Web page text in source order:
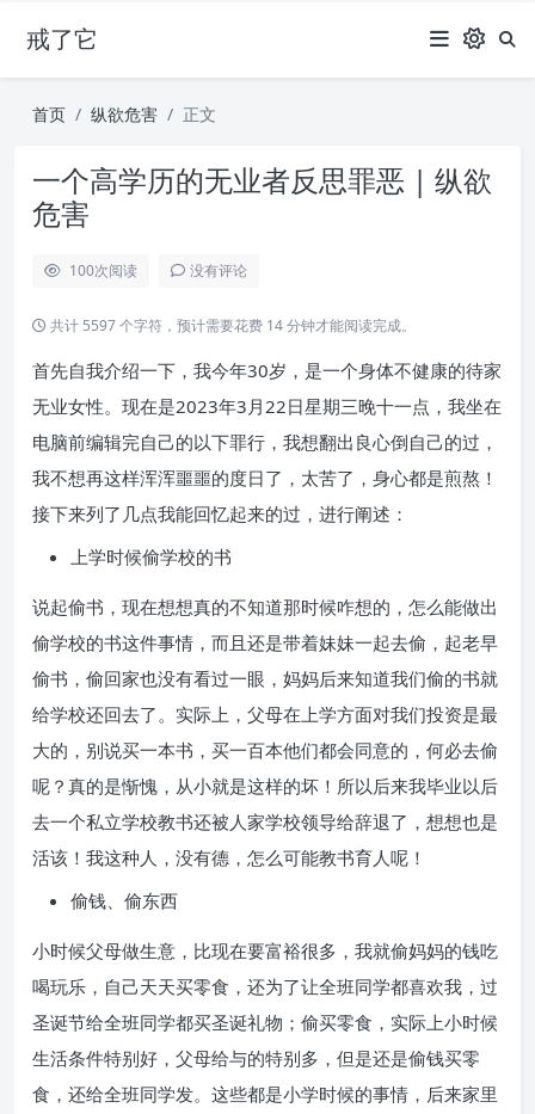
戒了它
首页 纵欲危害 正文
一个高学历的无业者反思罪恶 | 纵欲
危害
100次阅读 没有评论
共计 5597 个字符，预计需要花费 14 分钟才能阅读完成。
首先自我介绍一下，我今年30岁，是一个身体不健康的待家
无业女性。现在是2023年3月22日星期三晚十一点，我坐在
电脑前编辑完自己的以下罪行，我想翻出良心倒自己的过，
我不想再这样浑浑噩噩的度日了，太苦了，身心都是煎熬！
接下来列了几点我能回忆起来的过，进行阐述：
上学时候偷学校的书
说起偷书，现在想想真的不知道那时候咋想的，怎么能做出
偷学校的书这件事情，而且还是带着妹妹一起去偷，起老早
偷书，偷回家也没有看过一眼，妈妈后来知道我们偷的书就
给学校还回去了。实际上，父母在上学方面对我们投资是最
大的，别说买一本书，买一百本他们都会同意的，何必去偷
呢？真的是惭愧，从小就是这样的坏！所以后来我毕业以后
去一个私立学校教书还被人家学校领导给辞退了，想想也是
活该！我这种人，没有德，怎么可能教书育人呢！
偷钱、偷东西
小时候父母做生意，比现在要富裕很多，我就偷妈妈的钱吃
喝玩乐，自己天天买零食，还为了让全班同学都喜欢我，过
圣诞节给全班同学都买圣诞礼物；偷买零食，实际上小时候
生活条件特别好，父母给与的特别多，但是还是偷钱买零
食，还给全班同学发。这些都是小学时候的事情，后来家里